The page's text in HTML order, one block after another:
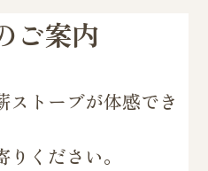
ご案内
ストーブが体感でき
ください。